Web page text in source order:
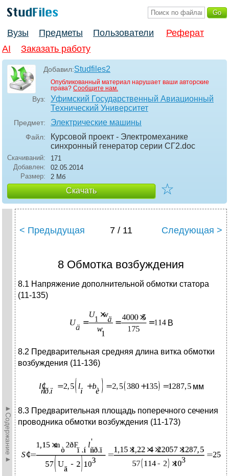
Вузы Предметы Пользователи
Реферат
AI
Заказать работу
Добавил:Studfiles2
Опубликованный материал нарушает ваши авторские
права? Сообщите нам.
Вуз:
Уфимский Государственный Авиационный
Технический Университет
Предмет: Электрические машины
Файл:
Курсовой проект - Электромеханике
синхронный генератор серии СГ2.doc
Скачиваний:
171
Добавлен:
02.05.2014
Размер:
2 Мб
Скачать ☆
►Содержание►
< Предыдущая 7 / 11 Следующая >
8 Обмотка возбуждения
8.1 Напряжение дополнительной обмотки статора
(11-135)
В
8.2 Предварительная средняя длина витка обмотки
возбуждения (11-136)
мм
8.3 Предварительная площадь поперечного сечения
проводника обмотки воз­буждения (11-173)